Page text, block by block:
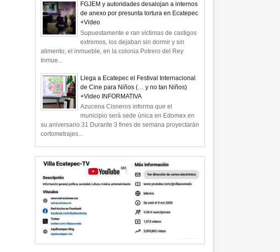
FGJEM y autoridades desalojan a internos
de anexo por presunta tortura en Ecatepec
+Video
Supuestamente e ran víctimas de castigos
extremos, los dejaban sin dormir y sin
alimento; el inmueble, en la colonia Potrero del Rey
Inmue...
Llega a Ecatepec el Festival Internacional
de Cine para Niños (… y no tan Niños)
+Video INFORMATIVA
Azucena Cisneros informa que el
municipio será sede única en Edomex en
su aniversario 31 Durante 3 fines de semana proyectarán
cortometrajes...